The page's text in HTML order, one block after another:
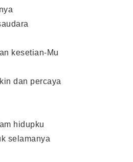
kesetian-Mu
dan percaya
hidupku
selamanya